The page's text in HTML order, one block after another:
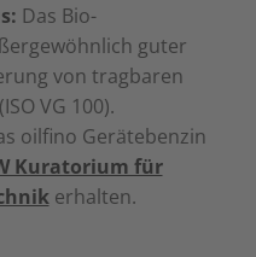
Das Bio-
guter
von tragbaren
VG 100).
oilfino Gerätebenzin
Kuratorium für
erhalten.